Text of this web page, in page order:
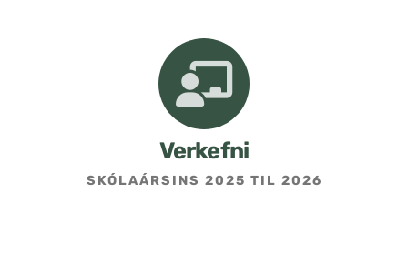
Verkefni
SKÓLAÁRSINS 2025 TIL 2026